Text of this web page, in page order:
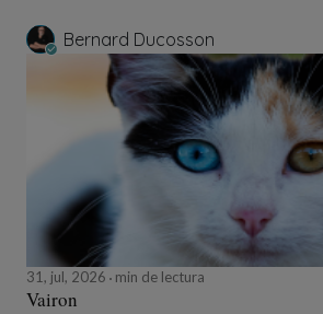
Bernard Ducosson
31, jul, 2026 min de lectura
Vairon